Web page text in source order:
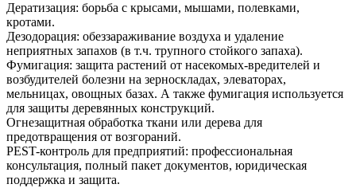
Дератизация: борьба с крысами, мышами, полевками,
кротами.
Дезодорация: обеззараживание воздуха и удаление
неприятных запахов (в т.ч. трупного стойкого запаха).
Фумигация: защита растений от насекомых-вредителей и
возбудителей болезни на зерноскладах, элеваторах,
мельницах, овощных базах. А также фумигация используется
для защиты деревянных конструкций.
Огнезащитная обработка ткани или дерева для
предотвращения от возгораний.
PEST-контроль для предприятий: профессиональная
консультация, полный пакет документов, юридическая
поддержка и защита.